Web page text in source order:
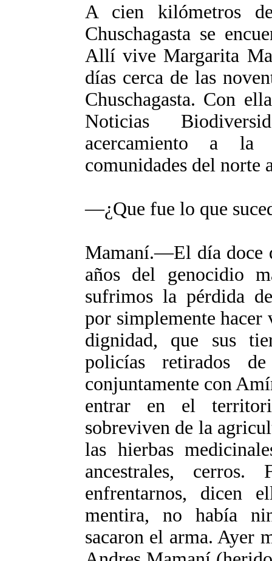
A cien kilómetros
Chuschagasta se
Allí vive Margarita
días cerca de las
Chuschagasta. Con
Noticias
acercamiento a la
comunidades del norte
―¿Que fue lo que
Mamaní.―El día doce
años del genocidio
sufrimos la pérdida
por simplemente hacer
dignidad, que sus
policías retirados
conjuntamente con
entrar en el
sobreviven de la
las hierbas
ancestrales,
enfrentarnos, dicen
mentira, no había
sacaron el arma. Ayer